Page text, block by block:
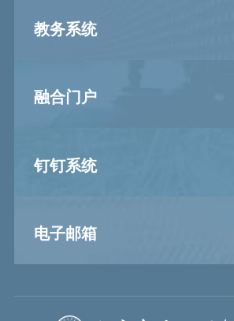
教务系统
融合门户
钉钉系统
电子邮箱